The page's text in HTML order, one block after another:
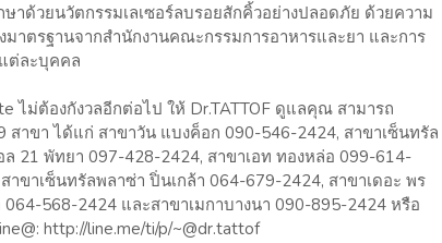
ยนวัตกรรมเลเซอร์ลบรอยสักคิ้วอย่างปลอดภัย ด้วยความ
มาตรฐานจากสำนักงานคณะกรรมการอาหารและยา และการ
ต่ละบุคคล
งกังวลอีกต่อไป ให้ Dr.TATTOF ดูแลคุณ สามารถ
สาขา ได้แก่ สาขาวัน แบงค็อก 090-546-2424, สาขาเซ็นทรัล
21 พัทยา 097-428-2424, สาขาเอท ทองหล่อ 099-614-
ขาเซ็นทรัลพลาซ่า ปิ่นเกล้า 064-679-2424, สาขาเดอะ พร
568-2424 และสาขาเมกาบางนา 090-895-2424 หรือ
http://line.me/ti/p/~@dr.tattof